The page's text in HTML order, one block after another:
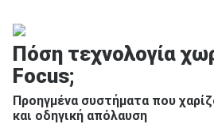
Πόση τεχνολογία
Focus;
Προηγμένα συστήματα που
και οδηγική απόλαυση